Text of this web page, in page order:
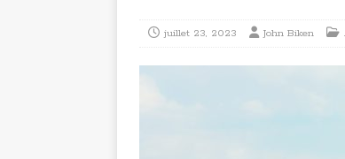
juillet 23, 2023 John Biken